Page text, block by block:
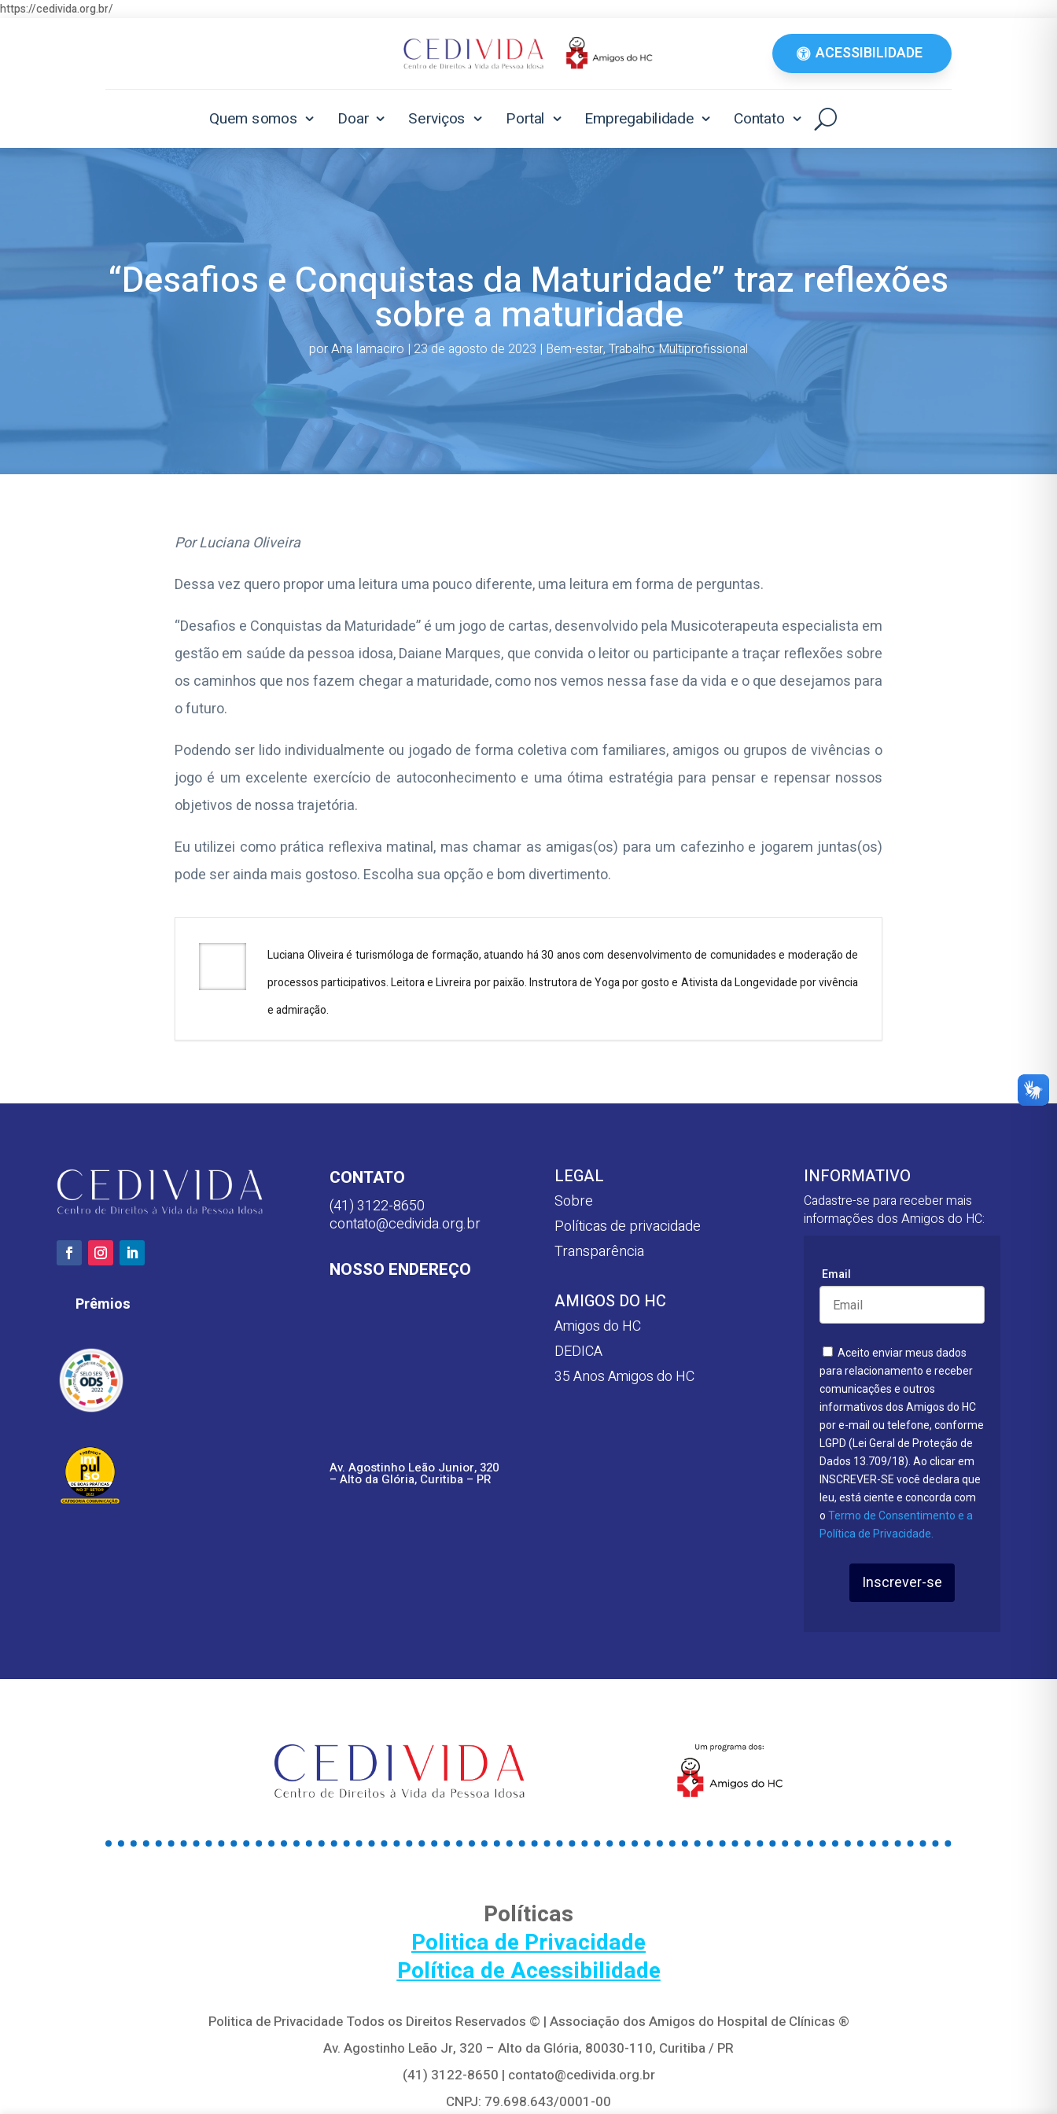
https://cedivida.org.br/
ACESSIBILIDADE
Quem somos Doar Serviços Portal Empregabilidade Contato
“Desafios e Conquistas da Maturidade” traz reflexões
sobre a maturidade
porAna Iamaciro | 23 de agosto de 2023 | Bem-estar,Trabalho Multiprofissional
Por Luciana Oliveira
Dessa vez quero propor uma leitura uma pouco diferente, uma leitura em forma de perguntas.
“Desafios e Conquistas da Maturidade” é um jogo de cartas, desenvolvido pela Musicoterapeuta especialista em
gestão em saúde da pessoa idosa, Daiane Marques, que convida o leitor ou participante a traçar reflexões sobre
os caminhos que nos fazem chegar a maturidade, como nos vemos nessa fase da vida e o que desejamos para
o futuro.
Podendo ser lido individualmente ou jogado de forma coletiva com familiares, amigos ou grupos de vivências o
jogo é um excelente exercício de autoconhecimento e uma ótima estratégia para pensar e repensar nossos
objetivos de nossa trajetória.
Eu utilizei como prática reflexiva matinal, mas chamar as amigas(os) para um cafezinho e jogarem juntas(os)
pode ser ainda mais gostoso. Escolha sua opção e bom divertimento.
Luciana Oliveira é turismóloga de formação, atuando há 30 anos com desenvolvimento de comunidades e moderação de
processos participativos. Leitora e Livreira por paixão. Instrutora de Yoga por gosto e Ativista da Longevidade por vivência
e admiração.
Prêmios
CONTATO
(41) 3122-8650
contato@cedivida.org.br
NOSSO ENDEREÇO
Av. Agostinho Leão Junior, 320
– Alto da Glória, Curitiba – PR
LEGAL
Sobre
Políticas de privacidade
Transparência
AMIGOS DO HC
Amigos do HC
DEDICA
35 Anos Amigos do HC
INFORMATIVO
Cadastre-se para receber mais
informações dos Amigos do HC:
Email
Aceito enviar meus dados
para relacionamento e receber
comunicações e outros
informativos dos Amigos do HC
por e-mail ou telefone, conforme
LGPD (Lei Geral de Proteção de
Dados 13.709/18). Ao clicar em
INSCREVER-SE você declara que
leu, está ciente e concorda com
o Termo de Consentimento e a
Política de Privacidade.
Inscrever-se
Políticas
Politica de Privacidade
Política de Acessibilidade
Politica de Privacidade Todos os Direitos Reservados © | Associação dos Amigos do Hospital de Clínicas ®
Av. Agostinho Leão Jr, 320 – Alto da Glória, 80030-110, Curitiba / PR
(41) 3122-8650 | contato@cedivida.org.br
CNPJ: 79.698.643/0001-00